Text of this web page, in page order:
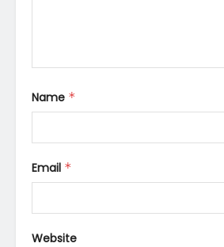
Name *
Email *
Website